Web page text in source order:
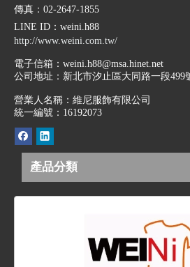
傳真：02-2647-1855
LINE ID ：weini.h88
http://www.weini.com.tw/
電子信箱： weini.h88@msa.hinet.net
公司地址： 新北市汐止區大同路一段499
營業人名稱：維尼服飾有限公司
統一編號：16192073
產品分類